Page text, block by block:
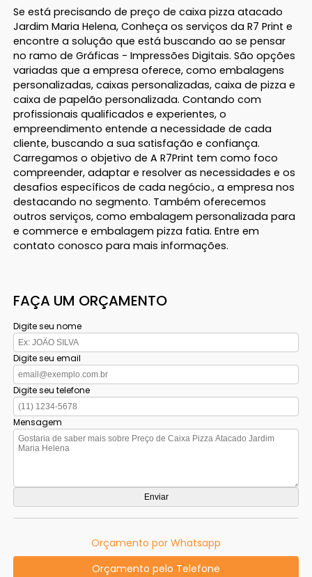
Se está precisando de preço de caixa pizza atacado
Jardim Maria Helena, Conheça os serviços da R7 Print e
encontre a solução que está buscando ao se pensar
no ramo de Gráficas - Impressões Digitais. São opções
variadas que a empresa oferece, como embalagens
personalizadas, caixas personalizadas, caixa de pizza e
caixa de papelão personalizada. Contando com
profissionais qualificados e experientes, o
empreendimento entende a necessidade de cada
cliente, buscando a sua satisfação e confiança.
Carregamos o objetivo de A R7Print tem como foco
compreender, adaptar e resolver as necessidades e os
desafios específicos de cada negócio., a empresa nos
destacando no segmento. Também oferecemos
outros serviços, como embalagem personalizada para
e commerce e embalagem pizza fatia. Entre em
contato conosco para mais informações.
FAÇA UM ORÇAMENTO
Digite seu nome
Digite seu email
Digite seu telefone
Mensagem
Orçamento por Whatsapp
Orçamento pelo Telefone